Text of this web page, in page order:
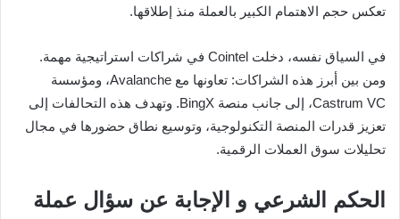
تعكس حجم الاهتمام الكبير بالعملة منذ إطلاقها.
في السياق نفسه، دخلت Cointel في شراكات استراتيجية مهمة.
ومن بين أبرز هذه الشراكات: تعاونها مع Avalanche، ومؤسسة
Castrum VC، إلى جانب منصة BingX. وتهدف هذه التحالفات إلى
تعزيز قدرات المنصة التكنولوجية، وتوسيع نطاق حضورها في مجال
تحليلات سوق العملات الرقمية.
الحكم الشرعي و الإجابة عن سؤال عملة